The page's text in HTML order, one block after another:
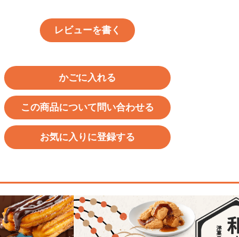
レビューを書く
かごに入れる
この商品について問い合わせる
お気に入りに登録する